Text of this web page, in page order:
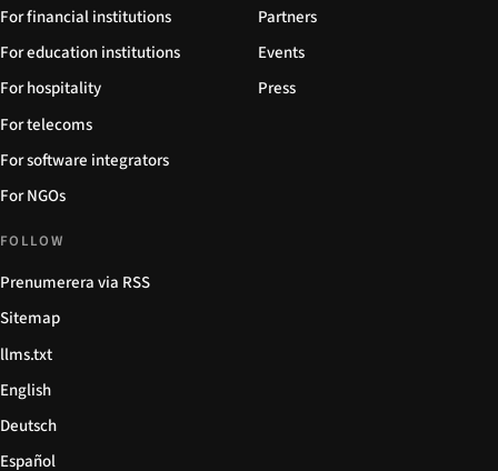
For financial institutions
For education institutions
For hospitality
For telecoms
For software integrators
For NGOs
Partners
Events
Press
FOLLOW
Prenumerera via RSS
Sitemap
llms.txt
English
Deutsch
Español